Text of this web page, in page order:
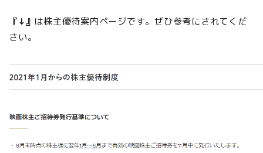
『↓』 は株主優待案内ページです。ぜひ参考にされてくだ
さい。